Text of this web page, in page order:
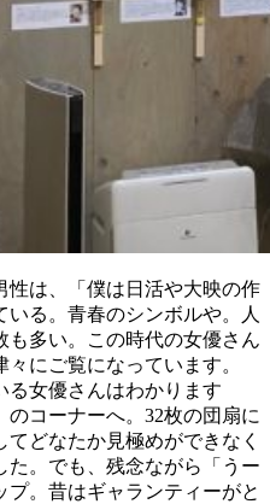
性は、「僕は日活や大映の作
る。青春のシンボルや。人
多い。この時代の女優さん
にご覧になっています。
る女優さんはわかります
コーナーへ。32枚の団扇に
どなたか見極めができなく
。でも、残念ながら「うー
。昔はギャランティーがと